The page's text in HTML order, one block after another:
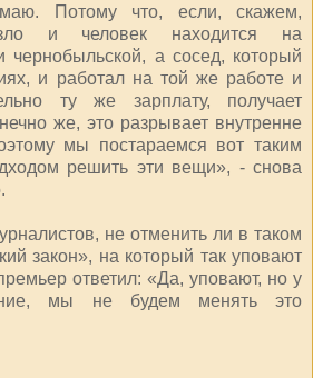
Потому что, если, скажем,
и человек находится на
чернобыльской, а сосед, который
и работал на той же работе и
ту же зарплату, получает
же, это разрывает внутренне
мы постараемся вот таким
решить эти вещи», - снова
не отменить ли в таком
закон», на который так уповают
ответил: «Да, уповают, но у
мы не будем менять это